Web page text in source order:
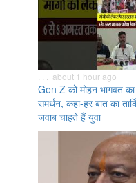
. . . about 1 hour ago
Gen Z को मोहन भागवत का
समर्थन, कहा-हर बात का
जवाब चाहते हैं युवा